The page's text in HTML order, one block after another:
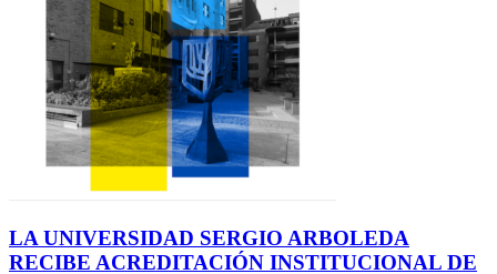
LA UNIVERSIDAD SERGIO ARBOLEDA
RECIBE ACREDITACIÓN INSTITUCIONAL DE